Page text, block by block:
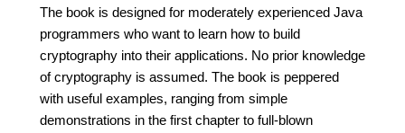
The book is designed for moderately experienced Java
programmers who want to learn how to build
cryptography into their applications. No prior knowledge
of cryptography is assumed. The book is peppered
with useful examples, ranging from simple
demonstrations in the first chapter to full-blown